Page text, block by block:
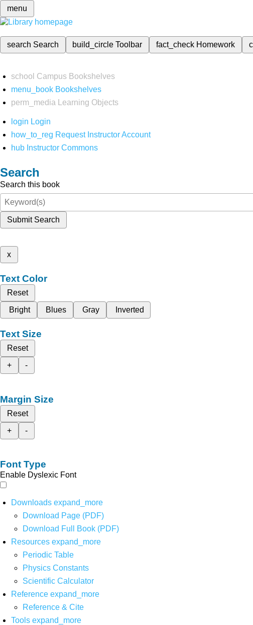
menu
search Search build_circleToolbar fact_check Homework
school Campus Bookshelves
menu_book Bookshelves
perm_media
Learning Objects
login Login
how_to_reg Request Instructor Account
hub Instructor Commons
Search
Search this book
Submit Search
x
Text Color
Reset
Bright
Blues Gray Inverted
Text Size
Reset
+
-
Margin Size
Reset
+
-
Font Type
Enable Dyslexic Font
Downloads expand_more
Download Page (PDF)
Download Full Book (PDF)
Resources expand_more
Periodic Table
Physics Constants
Scientific Calculator
Reference expand_more
Reference & Cite
Tools expand_more